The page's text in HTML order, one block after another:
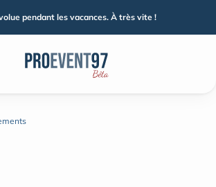
pendant les vacances. À très vite !